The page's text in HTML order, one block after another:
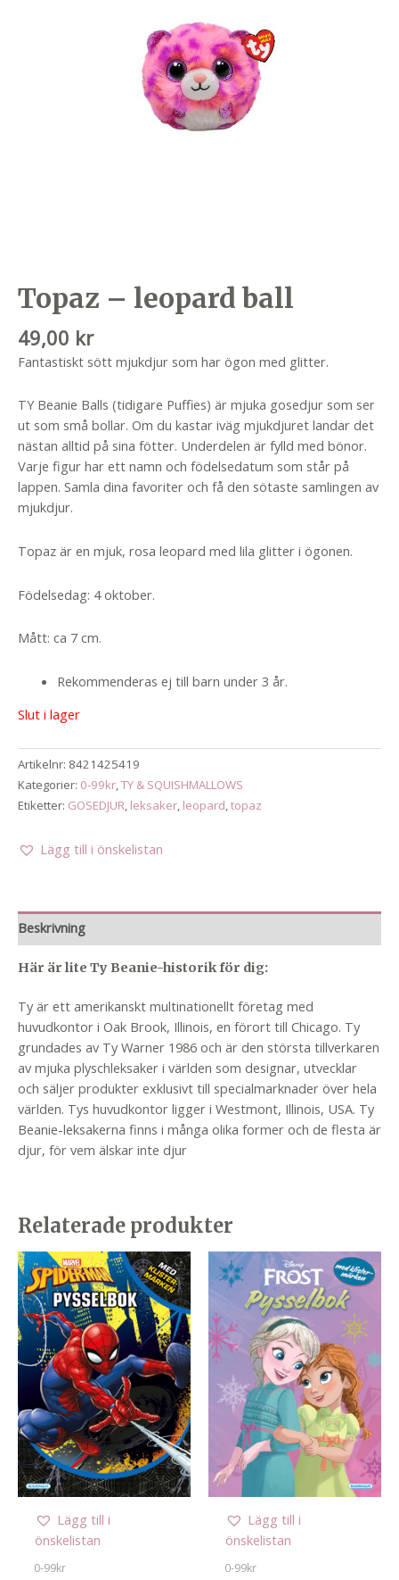
Topaz – leopard ball
49,00 kr
Fantastiskt sött mjukdjur som har ögon med glitter.
TY Beanie Balls (tidigare Puffies) är mjuka gosedjur som ser
ut som små bollar. Om du kastar iväg mjukdjuret landar det
nästan alltid på sina fötter. Underdelen är fylld med bönor.
Varje figur har ett namn och födelsedatum som står på
lappen. Samla dina favoriter och få den sötaste samlingen av
mjukdjur.
Topaz är en mjuk, rosa leopard med lila glitter i ögonen.
Födelsedag: 4 oktober.
Mått: ca 7 cm.
Rekommenderas ej till barn under 3 år.
Slut i lager
Artikelnr: 8421425419
Kategorier: 0-99kr,TY & SQUISHMALLOWS
Etiketter: GOSEDJUR, leksaker, leopard,topaz
Lägg till i önskelistan
Beskrivning
Här är lite Ty Beanie-historik för dig:
Ty är ett amerikanskt multinationellt företag med
huvudkontor i Oak Brook, Illinois, en förort till Chicago. Ty
grundades av Ty Warner 1986 och är den största tillverkaren
av mjuka plyschleksaker i världen som designar, utvecklar
och säljer produkter exklusivt till specialmarknader över hela
världen. Tys huvudkontor ligger i Westmont, Illinois, USA. Ty
Beanie-leksakerna finns i många olika former och de flesta är
djur, för vem älskar inte djur
Relaterade produkter
Lägg till i
önskelistan
0-99kr
Lägg till i
önskelistan
0-99kr